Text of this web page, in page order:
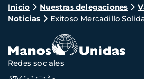
Ruta
de
navegación
Inicio Nuestras delegaciones
Noticias
Exitoso Mercadillo
Redes sociales